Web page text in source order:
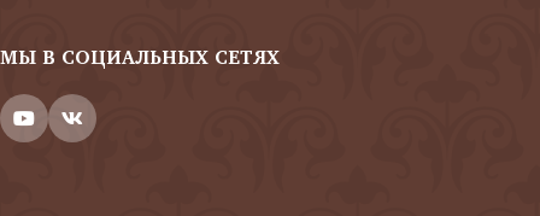
МЫ В СОЦИАЛЬНЫХ СЕТЯХ